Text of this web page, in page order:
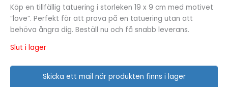
Köp en tillfällig tatuering i storleken 19 x 9 cm med motivet
”love”. Perfekt för att prova på en tatuering utan att
behöva ångra dig. Beställ nu och få snabb leverans.
Slut i lager
Skicka ett mail när produkten finns i lager